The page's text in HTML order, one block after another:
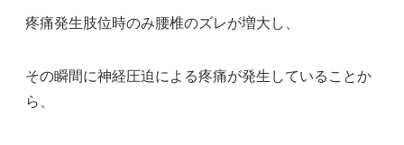
疼痛発生肢位時のみ腰椎のズレが増大し、
その瞬間に神経圧迫による疼痛が発生していることか
ら、